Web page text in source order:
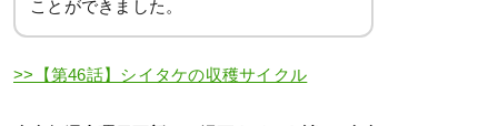
ことができました。
>>【第46話】シイタケの収穫サイクル